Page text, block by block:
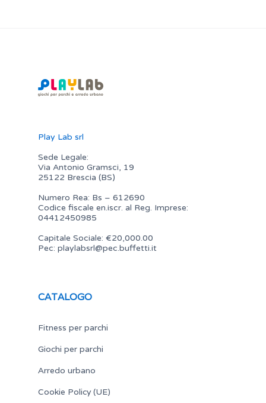
Play Lab srl
Sede Legale:
Via Antonio Gramsci, 19
25122 Brescia (BS)
Numero Rea: Bs – 612690
Codice fiscale en.iscr. al Reg. Imprese:
04412450985
Capitale Sociale: €20,000.00
Pec: playlabsrl@pec.buffetti.it
CATALOGO
Fitness per parchi
Giochi per parchi
Arredo urbano
Cookie Policy (UE)